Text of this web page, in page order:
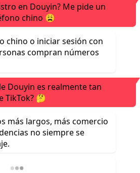
en Douyin? Me pide un
chino 😩
chino o iniciar sesión con
compran números
Douyin es realmente tan
TikTok? 🤔
más largos, más comercio
no siempre se